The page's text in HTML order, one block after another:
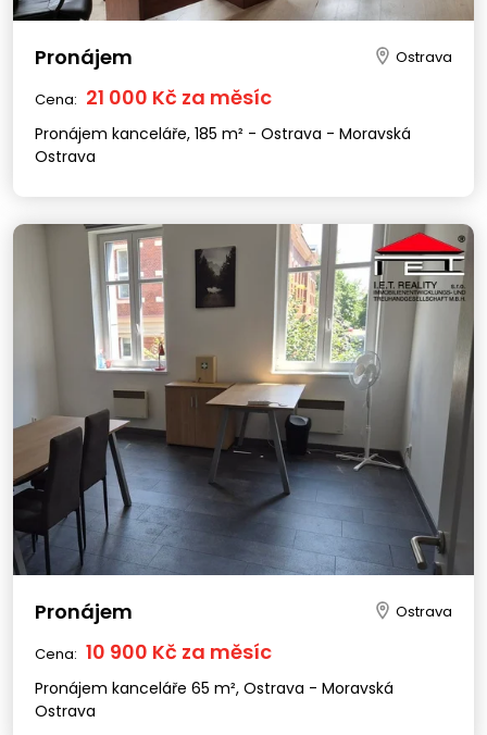
Pronájem Ostrava
Cena: 21 000 Kč za měsíc
Pronájem kanceláře, 185 m² - Ostrava - Moravská
Ostrava
Pronájem Ostrava
Cena: 10 900 Kč za měsíc
Pronájem kanceláře 65 m², Ostrava - Moravská
Ostrava